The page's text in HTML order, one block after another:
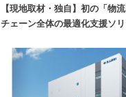
【現地取材・独自】初の「物
チェーン全体の最適化支援ソ